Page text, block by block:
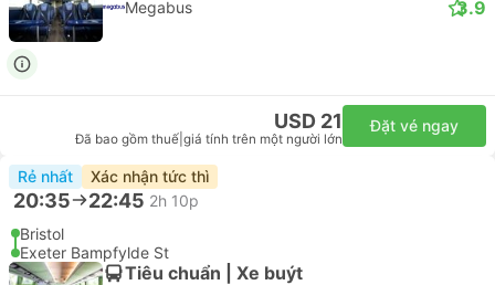
Megabus 3.9
USD 21
Đã bao gồm thuế giá tính trên một người lớn
Đặt vé ngay
Rẻ nhất Xác nhận tức thì
20:35 22:45 2h 10p
Bristol
Exeter Bampfylde St
Tiêu chuẩn | Xe buýt